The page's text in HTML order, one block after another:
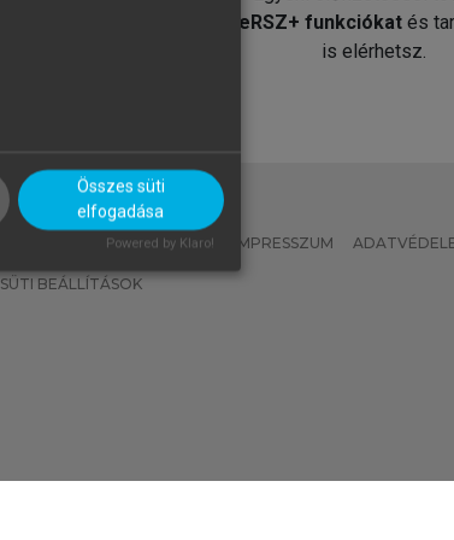
MeRSZ+ funkciókat és
is elérhetsz.
MI – ÁLTALÁNOS IRÁNYELVEK IMPRESSZUM
SÜTI BEÁLLÍTÁSOK
Összes süti
elfogadása
Powered by Klaro!